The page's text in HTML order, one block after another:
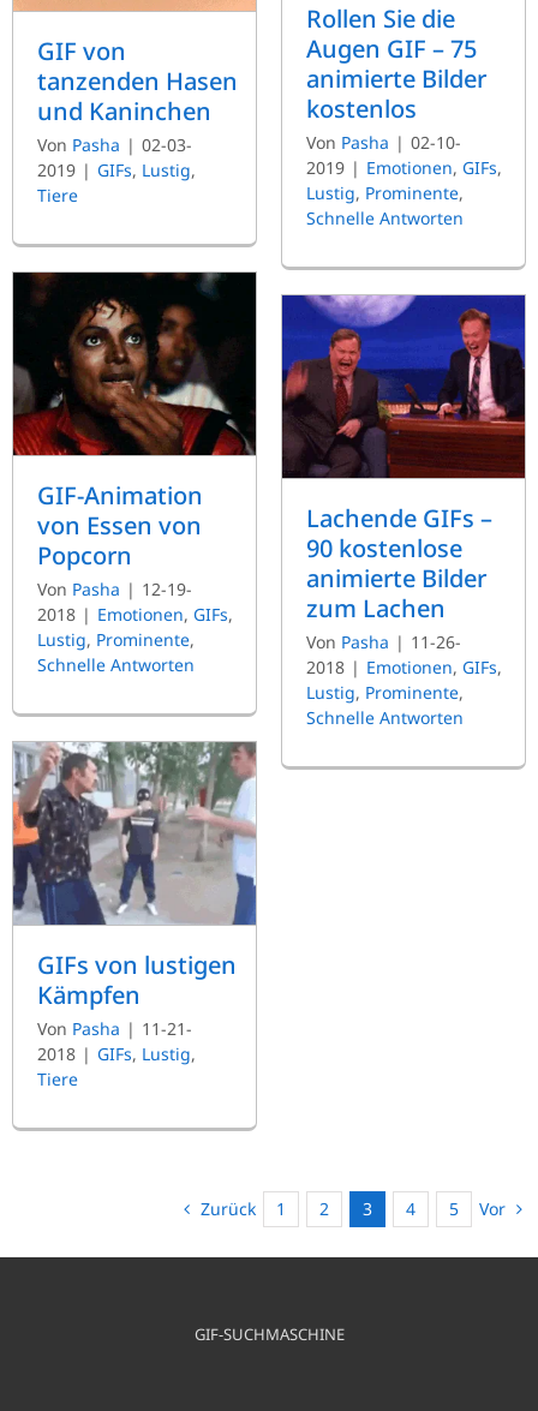
Rollen Sie die
Augen GIF – 75
animierte Bilder
kostenlos
Von Pasha | 02-10-
2019 | Emotionen, GIFs,
Lustig, Prominente,
Schnelle Antworten
GIF von
tanzenden Hasen
und Kaninchen
Von Pasha | 02-03-
2019 | GIFs, Lustig,
Tiere
GIF-Animation
von Essen von
Popcorn
Von Pasha | 12-19-
2018 | Emotionen, GIFs,
Lustig, Prominente,
Schnelle Antworten
Lachende GIFs –
90 kostenlose
animierte Bilder
zum Lachen
Von Pasha | 11-26-
2018 | Emotionen, GIFs,
Lustig, Prominente,
Schnelle Antworten
GIFs von lustigen
Kämpfen
Von Pasha | 11-21-
2018 | GIFs, Lustig,
Tiere
Zurück 1 2 3 4 5 Vor
GIF-SUCHMASCHINE